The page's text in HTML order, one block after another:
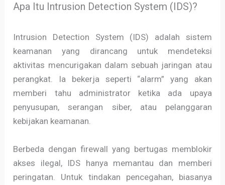
Apa Itu Intrusion Detection System (IDS)?
Intrusion Detection System (IDS) adalah sistem
keamanan yang dirancang untuk mendeteksi
aktivitas mencurigakan dalam sebuah jaringan atau
perangkat. Ia bekerja seperti “alarm” yang akan
memberi tahu administrator ketika ada upaya
penyusupan, serangan siber, atau pelanggaran
kebijakan keamanan.
Berbeda dengan firewall yang bertugas memblokir
akses ilegal, IDS hanya memantau dan memberi
peringatan. Untuk tindakan pencegahan, biasanya